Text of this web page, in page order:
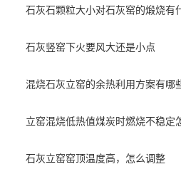
石灰石颗粒大小对石灰窑的煅烧有
石灰竖窑下火要风大还是小点
混烧石灰立窑的余热利用方案有哪
立窑混烧低热值煤炭时燃烧不稳定
石灰立窑窑顶温度高，怎么调整